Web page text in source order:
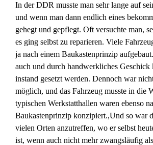
In der DDR musste man sehr lange auf
und wenn man dann endlich eines
gehegt und gepflegt. Oft versuchte man,
es ging selbst zu reparieren. Viele
ja nach einem Baukastenprinzip
auch und durch handwerkliches Geschick
instand gesetzt werden. Dennoch war
möglich, und das Fahrzeug musste in die
typischen Werkstatthallen waren ebenso
Baukastenprinzip konzipiert.,Und so war
vielen Orten anzutreffen, wo er selbst
ist, wenn auch nicht mehr zwangsläufig